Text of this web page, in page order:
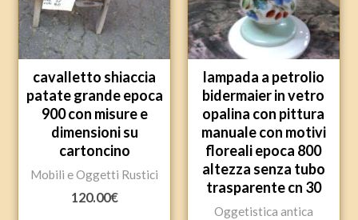
cavalletto shiaccia
patate grande epoca
900 con misure e
dimensioni su
cartoncino
Mobili e Oggetti Rustici
120.00€
lampada a petrolio
bidermaier in vetro
opalina con pittura
manuale con motivi
floreali epoca 800
altezza senza tubo
trasparente cn 30
Oggetistica antica